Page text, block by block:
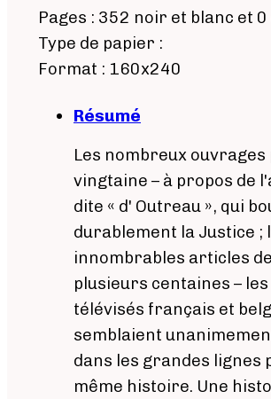
Pages : 352 noir et blanc et
Type de papier :
Format : 160x240
Résumé
Les nombreux ouvrages
vingtaine – à propos de
dite « d' Outreau », qui
durablement la Justice ;
innombrables articles
plusieurs centaines –
télévisés français et
semblaient
dans les grandes
même histoire. Une